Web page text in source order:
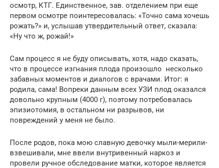
осмотр, КТГ. Единственное, зав. отделением при еще
первом осмотре поинтересовалась: «Точно сама хочешь
рожать?» и, услышав утвердительный ответ, сказала:
«Ну что ж, рожай!»
Сам процесс я не буду описывать, хотя, надо сказать,
что в процессе изгнания плода произошло несколько
забавных моментов и диалогов с врачами. Итог: я
родила, сама! Вопреки данным всех УЗИ плод оказался
довольно крупным (4000 г), поэтому потребовалась
эпизиотомия, в остальном ни разрывов, ни
повреждений у меня не было.
После родов, пока мою славную девочку мыли-мерили-
взвешивали, мне ввели внутривенный наркоз и
провели ручное обследование матки, которое является